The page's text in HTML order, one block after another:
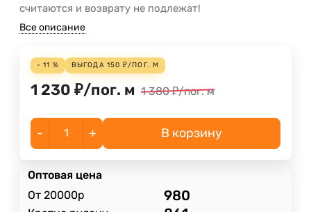
считаются и возврату не подлежат!
Все описание
- 11 % ВЫГОДА 150 ₽/ПОГ. М
1 230 ₽/пог. м 1 380 ₽/пог. м
- + В корзину
Оптовая цена
От 20000р
980